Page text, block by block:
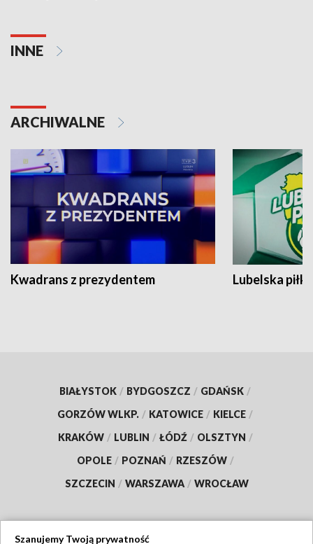
INNE
ARCHIWALNE
Kwadrans z prezydentem Lubelska piłka
BIAŁYSTOK / BYDGOSZCZ / GDAŃSK /
GORZÓW WLKP. / KATOWICE / KIELCE /
KRAKÓW / LUBLIN / ŁÓDŹ / OLSZTYN /
OPOLE / POZNAŃ / RZESZÓW /
SZCZECIN / WARSZAWA / WROCŁAW
Szanujemy Twoją prywatność